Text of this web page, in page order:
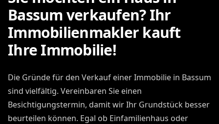
Bassum verkaufen? Ihr
Immobilienmakler kauft
Ihre Immobilie!
Die Gründe für den Verkauf einer Immobilie in Bassum
sind vielfältig. Vereinbaren Sie einen
Besichtigungstermin, damit wir Ihr Grundstück besser
beurteilen können. Egal ob Einfamilienhaus oder